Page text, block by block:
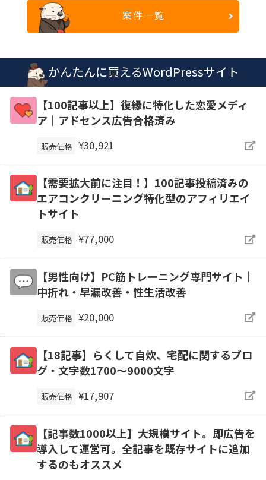
案件一覧
かんたんに買えるWordPressサイト
【100記事以上】復縁に特化した恋愛メディ
ア｜アドセンス広告合格済み
販売価格 ¥30,921
【需要拡大前に注目！】100記事投稿済みの
エアコンクリーニング特化型のアフィリエイ
トサイト
販売価格 ¥77,000
【男性向け】PC筋トレーニング専門サイト｜
中折れ・早漏改善・性生活改善
販売価格 ¥20,000
【18記事】らくして自炊、宅配に関するブロ
グ・文字数1700～9000文字
販売価格 ¥17,907
【記事数1000以上】大規模サイト。即広告を
導入して運営可。全記事を既存サイトに追加
するのもオススメ